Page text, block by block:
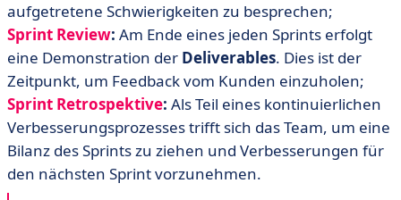
aufgetretene Schwierigkeiten zu besprechen;
Sprint Review: Am Ende eines jeden Sprints erfolgt
eine Demonstration der Deliverables. Dies ist der
Zeitpunkt, um Feedback vom Kunden einzuholen;
Sprint Retrospektive: Als Teil eines kontinuierlichen
Verbesserungsprozesses trifft sich das Team, um eine
Bilanz des Sprints zu ziehen und Verbesserungen für
den nächsten Sprint vorzunehmen.